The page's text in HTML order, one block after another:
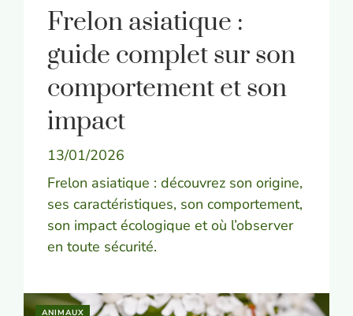
Frelon asiatique :
guide complet sur son
comportement et son
impact
13/01/2026
Frelon asiatique : découvrez son origine,
ses caractéristiques, son comportement,
son impact écologique et où l’observer
en toute sécurité.
ANIMAUX